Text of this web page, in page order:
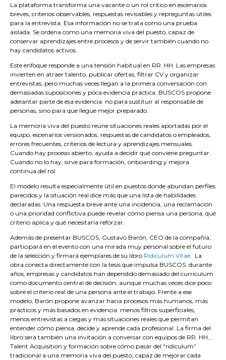
La plataforma transforma una vacante o un rol crítico en escenarios
breves, criterios observables, respuestas revisables y repreguntas útiles
para la entrevista. Esa información no se trata como una prueba
aislada. Se ordena como una memoria viva del puesto, capaz de
conservar aprendizajes entre procesos y de servir también cuando no
hay candidatos activos.
Este enfoque responde a una tensión habitual en RR. HH. Las empresas
invierten en atraer talento, publicar ofertas, filtrar CV y organizar
entrevistas, pero muchas veces llegan a la primera conversación con
demasiadas suposiciones y poca evidencia práctica. BUSCOS propone
adelantar parte de esa evidencia: no para sustituir al responsable de
personas, sino para que llegue mejor preparado.
La memoria viva del puesto reúne situaciones reales aportadas por el
equipo, escenarios versionados, respuestas de candidatos o empleados,
errores frecuentes, criterios de lectura y aprendizajes mensuales.
Cuando hay proceso abierto, ayuda a decidir qué conviene preguntar.
Cuando no lo hay, sirve para formación, onboarding y mejora
continua del rol.
El modelo resulta especialmente útil en puestos donde abundan perfiles
parecidos y la situación real dice más que una lista de habilidades
declaradas. Una respuesta breve ante una incidencia, una reclamación
o una prioridad conflictiva puede revelar cómo piensa una persona, qué
criterio aplica y qué necesitaría reforzar.
Además de presentar BUSCOS, Gustavo Barón, CEO de la compañía,
participará en el evento con una mirada muy personal sobre el futuro
de la selección y firmará ejemplares de su libro Ridiculum Vitae. La
obra conecta directamente con la tesis que impulsa BUSCOS: durante
años, empresas y candidatos han dependido demasiado del currículum
como documento central de decisión, aunque muchas veces dice poco
sobre el criterio real de una persona ante el trabajo. Frente a ese
modelo, Barón propone avanzar hacia procesos más humanos, más
prácticos y más basados en evidencia: menos filtros superficiales,
menos entrevistas a ciegas y más situaciones reales que permitan
entender cómo piensa, decide y aprende cada profesional. La firma del
libro será también una invitación a conversar con equipos de RR. HH.,
Talent Acquisition y formación sobre cómo pasar del “ridículum”
tradicional a una memoria viva del puesto, capaz de mejorar cada